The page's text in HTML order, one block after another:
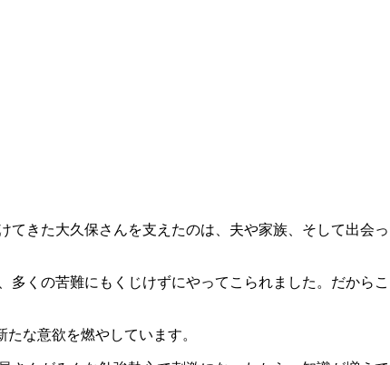
きた大久保さんを支えたのは、夫や家族、そして出会
くの苦難にもくじけずにやってこられました。だから
な意欲を燃やしています。